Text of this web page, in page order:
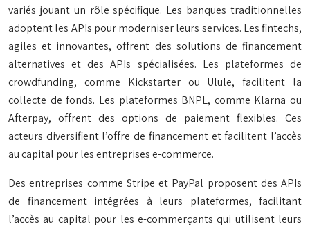
variés jouant un rôle spécifique. Les banques traditionnelles
adoptent les APIs pour moderniser leurs services. Les fintechs,
agiles et innovantes, offrent des solutions de financement
alternatives et des APIs spécialisées. Les plateformes de
crowdfunding, comme Kickstarter ou Ulule, facilitent la
collecte de fonds. Les plateformes BNPL, comme Klarna ou
Afterpay, offrent des options de paiement flexibles. Ces
acteurs diversifient l’offre de financement et facilitent l’accès
au capital pour les entreprises e-commerce.
Des entreprises comme Stripe et PayPal proposent des APIs
de financement intégrées à leurs plateformes, facilitant
l’accès au capital pour les e-commerçants qui utilisent leurs